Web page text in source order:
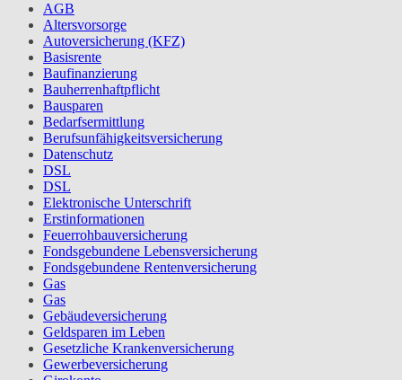
AGB
Altersvorsorge
Autoversicherung (KFZ)
Basisrente
Baufinanzierung
Bauherrenhaftpflicht
Bausparen
Bedarfsermittlung
Berufs­unfähigkeitsversicherung
Datenschutz
DSL
DSL
Elektronische Unterschrift
Erstinformationen
Feuerrohbauversicherung
Fondsgebundene Lebensversicherung
Fondsgebundene Rentenversicherung
Gas
Gas
Gebäudeversicherung
Geldsparen im Leben
Gesetzliche Krankenversicherung
Gewerbeversicherung